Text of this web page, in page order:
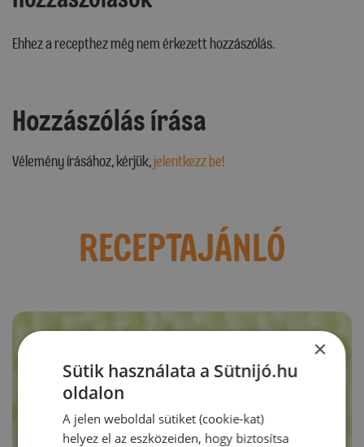
Ehhez a recepthez még nem érkezett hozzászólás.
Hozzászólás írása
Vélemény írásához, kérjük,jelentkezz be!
RECEPTAJÁNLÓ
×
Sütik használata a Sütnijó.hu
oldalon
A jelen weboldal sütiket (cookie-kat)
helyez el az eszközeiden, hogy biztosítsa